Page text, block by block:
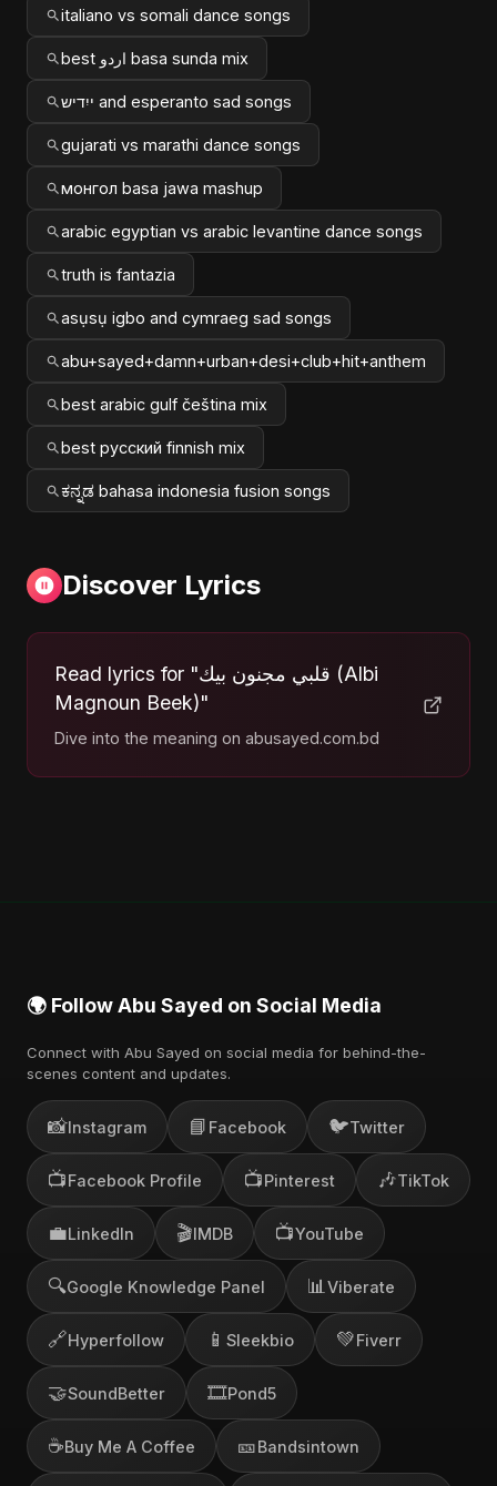
italiano vs somali dance songs
best اردو basa sunda mix
ייִדיש and esperanto sad songs
gujarati vs marathi dance songs
монгол basa jawa mashup
arabic egyptian vs arabic levantine dance songs
truth is fantazia
asụsụ igbo and cymraeg sad songs
abu+sayed+damn+urban+desi+club+hit+anthem
best arabic gulf čeština mix
best русский finnish mix
ಕನ್ನಡ bahasa indonesia fusion songs
Discover Lyrics
Read lyrics for "قلبي مجنون بيك (Albi
Magnoun Beek)"
Dive into the meaning on abusayed.com.bd
🌍 Follow Abu Sayed on Social Media
Connect with Abu Sayed on social media for behind-the-
scenes content and updates.
📸Instagram 📘 Facebook 🐦Twitter
📺Facebook Profile 📺Pinterest 🎶TikTok
💼LinkedIn 🎬IMDB 📺YouTube
🔍Google Knowledge Panel 📊 Viberate
🔗Hyperfollow 📱 Sleekbio 💚Fiverr
🤝SoundBetter 🎞️Pond5
☕Buy Me A Coffee 🎫Bandsintown